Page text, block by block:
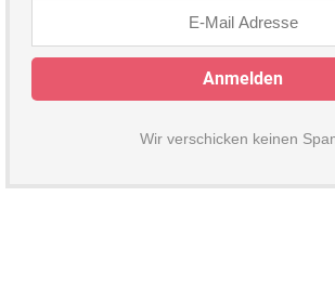
Wir verschicken keinen